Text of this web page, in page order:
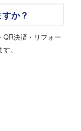
か？
QR決済・リフォー
。